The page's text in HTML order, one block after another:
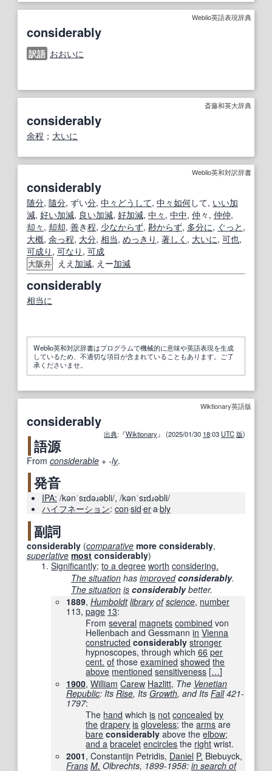
Weblio英語表現辞典
considerably
訳語 おおいに
斎藤和英大辞典
considerably
余程 ； 大いに
Weblio英和対訳辞書
considerably
随分, 隨分, ずい分, 中々 どうして, 中々如何して, いい加
減, 好い加減, 良い加減, 好加減, 中々 , 中中, 仲 々, 仲仲,
却々 , 却却, 善き程, 少なからず, 尠からず, 多分に, ぐっと ,
大概, 余っ程, 大分, 相当, めっきり , 著しく , 大いに, 可也,
可成り , 可なり , 可成
大阪弁 ええ 加減, えー加減
considerably
相当に
Weblio英和対訳辞書はプログラムで機械的に意味や英語表現を生成
しているため、不適切な項目が含まれていることもあります。ご了
承くださいませ。
Wiktionary英語版
considerably
出典:『Wiktionary』 (2025/01/30 18:03 UTC 版)
語源
From considerable +‎ -ly.
発音
IPA: /kənˈsɪdəɹəbli/, /kənˈsɪdɹəbli/
ハイフネーション: con‧sid‧er‧a‧bly
副詞
considerably (comparative more considerably,
superlative most considerably)
Significantly; to a degree worth considering.
The situation has improved considerably.
The situation is considerablybetter.
1889, Humboldt library of science, number
113, page 13:
Fromseveral magnets combined von
Hellenbach and Gessmannin Vienna
constructed considerably stronger
hypnoscopes, through which66 per
cent. of thoseexamined showed the
above mentioned sensitiveness […]
1900, William Carew Hazlitt, The Venetian
Republic: Its Rise, Its Growth, and Its Fall421-
1797:
The hand whichis not concealed by
the drapery is gloveless; thearms are
bare considerably above theelbow;
and a bracelet encircles the right wrist.
2001, Constantijn Petridis, Daniel P. Biebuyck,
Frans M. Olbrechts, 1899-1958: in search of